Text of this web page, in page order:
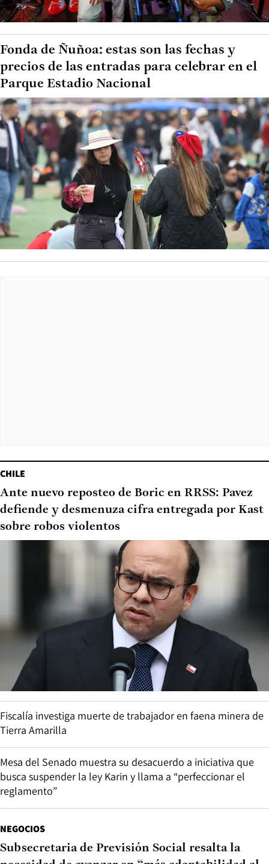
Fonda de Ñuñoa: estas son las fechas y
precios de las entradas para celebrar en el
Parque Estadio Nacional
CHILE
Ante nuevo reposteo de Boric en RRSS: Pavez
defiende y desmenuza cifra entregada por Kast
sobre robos violentos
Fiscalía investiga muerte de trabajador en faena minera de
Tierra Amarilla
Mesa del Senado muestra su desacuerdo a iniciativa que
busca suspender la ley Karin y llama a “perfeccionar el
reglamento”
NEGOCIOS
Subsecretaria de Previsión Social resalta la